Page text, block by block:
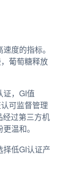
度的指标。
葡萄糖释放
证，GI值
可监督管理
过第三方机
温和。
低GI认证产